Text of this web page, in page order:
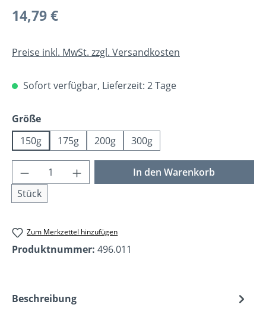
Regulärer Preis:
14,79 €
Preise inkl. MwSt. zzgl. Versandkosten
Sofort verfügbar, Lieferzeit: 2 Tage
Größeauswählen
150g
175g 200g 300g
Produkt Anzahl: Gib den gewünschten
Stück
In den Warenkorb
Zum Merkzettel hinzufügen
Produktnummer: 496.011
Beschreibung